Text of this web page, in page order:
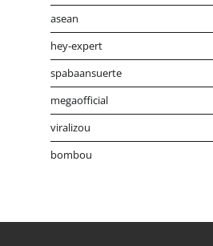
asean
hey-expert
spabaansuerte
megaofficial
viralizou
bombou